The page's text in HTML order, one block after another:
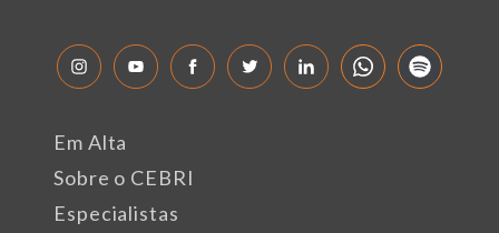
Em Alta
Sobre o CEBRI
Especialistas